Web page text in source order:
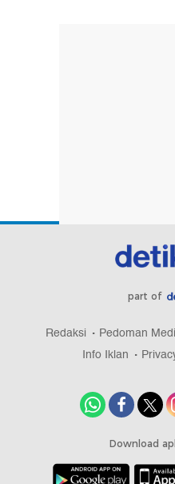
part of
Redaksi Pedoman
Info Iklan
Download